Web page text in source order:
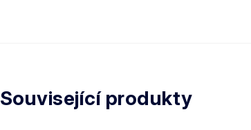
Související produkty